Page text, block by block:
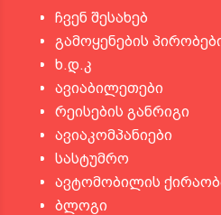
ჩვენ შესახებ
გამოყენების
ხ.დ.კ
ავიაბილეთები
რეისების განრიგი
ავიაკომპანიები
სასტუმრო
ავტომობილის
ბლოგი